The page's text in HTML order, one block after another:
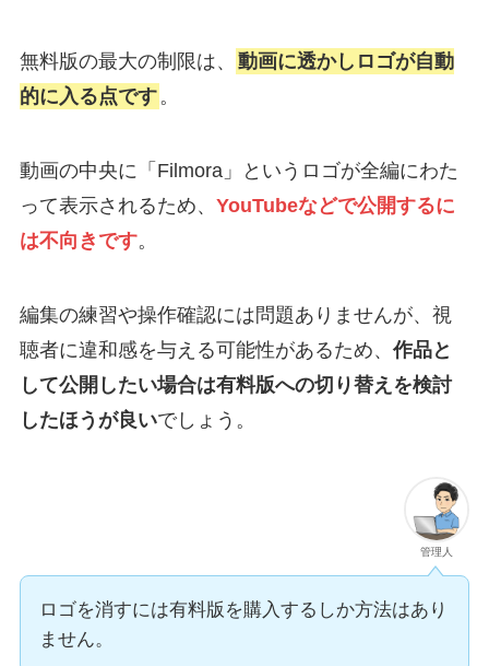
無料版の最大の制限は、
動画に透かしロゴが自動
的に入る点です。
動画の中央に「Filmora」というロゴが全編にわた
って表示されるため、 YouTubeなどで公開するに
は不向きです。
編集の練習や操作確認には問題ありませんが、視
聴者に違和感を与える可能性があるため、 作品と
して公開したい場合は有料版への切り替えを検討
したほうが良いでしょう。
管理人
ロゴを消すには有料版を購入するしか方法はあり
ません。